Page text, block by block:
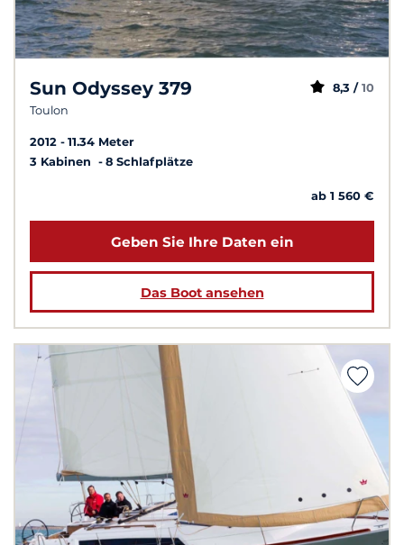
Sun Odyssey 379
Toulon
8,3 / 10
2012
11.34 Meter
3 Kabinen
8 Schlafplätze
ab 1 560 €
Geben Sie Ihre Daten ein
Das Boot ansehen